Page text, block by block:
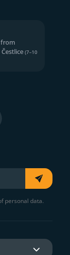
from
(7–10
personal data.